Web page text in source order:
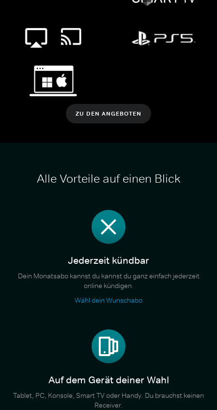
ZU DEN ANGEBOTEN
Alle Vorteile auf einen Blick
Jederzeit kündbar
Dein Monatsabo kannst du kannst du ganz einfach jederzeit
online kündigen.
Wähl dein Wunschabo
Auf dem Gerät deiner Wahl
Tablet, PC, Konsole, Smart TV oder Handy. Du brauchst keinen
Receiver.